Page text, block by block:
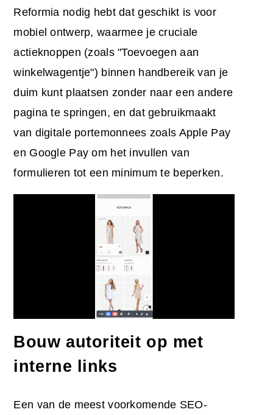
Reformia nodig hebt dat geschikt is voor
mobiel ontwerp, waarmee je cruciale
actieknoppen (zoals "Toevoegen aan
winkelwagentje") binnen handbereik van je
duim kunt plaatsen zonder naar een andere
pagina te springen, en dat gebruikmaakt
van digitale portemonnees zoals Apple Pay
en Google Pay om het invullen van
formulieren tot een minimum te beperken.
Bouw autoriteit op met
interne links
Een van de meest voorkomende SEO-